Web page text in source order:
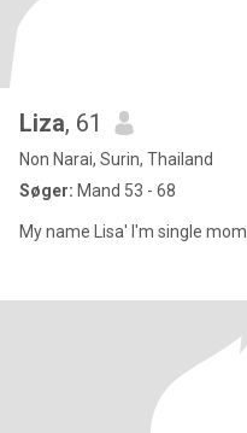
Liza, 61
Non Narai, Surin, Thailand
Søger: Mand 53 - 68
My name Lisa' I'm single mom